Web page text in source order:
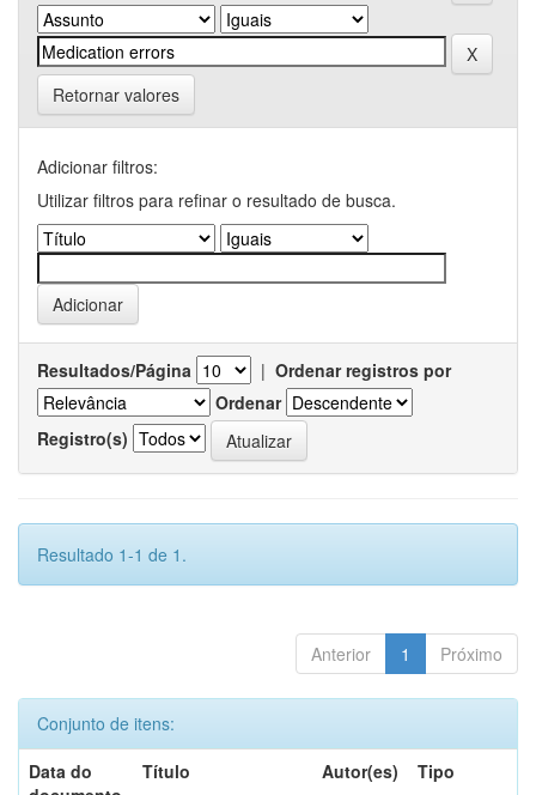
Retornar valores
Adicionar filtros:
Utilizar filtros para refinar o resultado de busca.
Resultados/Página | Ordenar registros por
Ordenar
Registro(s)
Resultado 1-1 de 1.
Anterior 1 Próximo
Conjunto de itens:
Data do
Título Autor(es) Tipo